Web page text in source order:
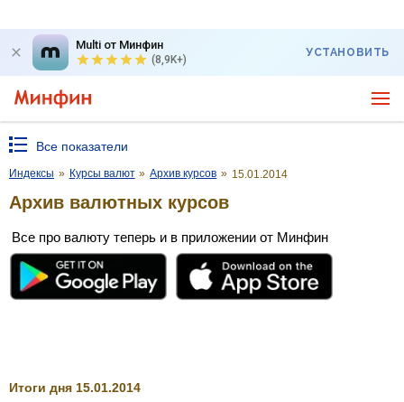
Multi от Минфин
(8,9K+)
УСТАНОВИТЬ
Все показатели
Индексы » Курсы валют » Архив курсов » 15.01.2014
Архив валютных курсов
Все про валюту теперь и в приложении от Минфин
Итоги дня 15.01.2014